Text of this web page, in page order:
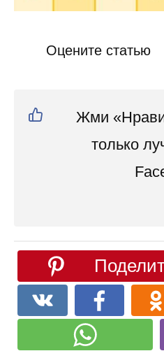
Оцените статью
Жми
только